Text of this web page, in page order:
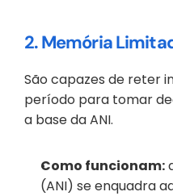
2. Memória
São capazes de reter
período para tomar
a base da ANI.
Como funcionam:
(ANI) se enquadra